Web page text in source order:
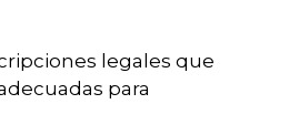
legales que
para